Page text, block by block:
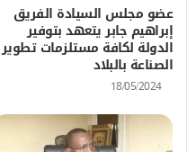
عضو مجلس السيادة الفريق
إبراهيم جابر يتعهد بتوفير
الدولة لكافة مستلزمات تطوير
الصناعة بالبلاد
18/05/2024